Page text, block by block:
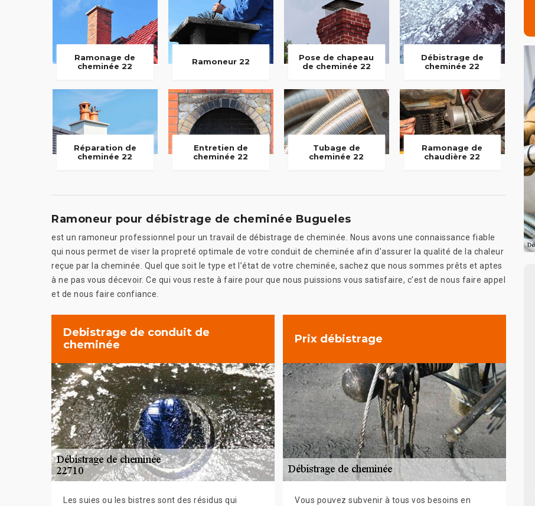
Ramonage de
cheminée 22
Ramoneur 22
Pose de chapeau
de cheminée 22
Débistrage de
cheminée 22
Réparation de
cheminée 22
Entretien de
cheminée 22
Tubage de
cheminée 22
Ramonage de
chaudière 22
Ramoneur pour débistrage de cheminée Bugueles
est un ramoneur professionnel pour un travail de débistrage de cheminée. Nous avons une connaissance fiable
qui nous permet de viser la propreté optimale de votre conduit de cheminée afin d’assurer la qualité de la chaleur
reçue par la cheminée. Quel que soit le type et l’état de votre cheminée, sachez que nous sommes prêts et aptes
à ne pas vous décevoir. Ce qui vous reste à faire pour que nous puissions vous satisfaire, c’est de nous faire appel
et de nous faire confiance.
Debistrage de conduit de
cheminée
Les suies ou les bistres sont des résidus qui
Prix débistrage
Vous pouvez subvenir à tous vos besoins en